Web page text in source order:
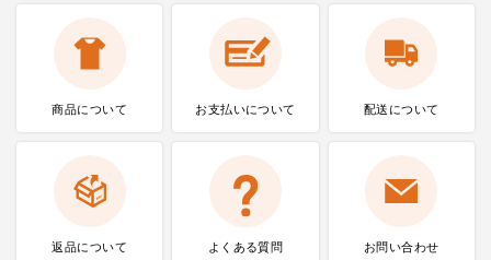
商品について お支払いについて 配送について
返品について よくある質問 お問い合わせ